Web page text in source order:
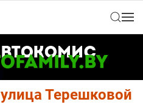
улица Терешковой